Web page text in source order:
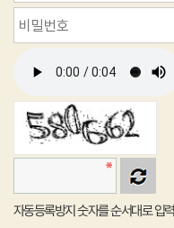
자동등록방지 숫자를 순서대로 입